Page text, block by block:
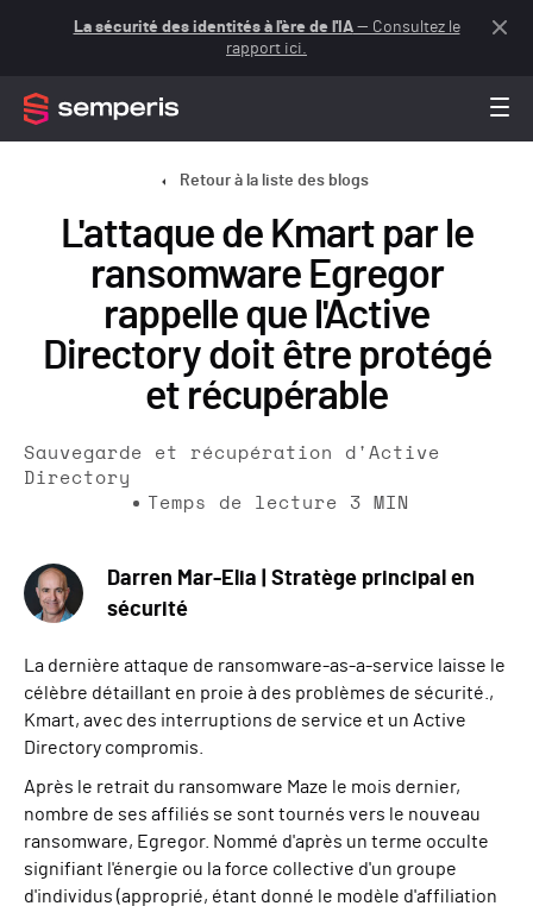
La sécurité des identités à l'ère de l'IA— Consultez le
rapport ici.
Retour à la liste des blogs
L'attaque de Kmart par le
ransomware Egregor
rappelle que l'Active
Directory doit être protégé
et récupérable
Sauvegarde et récupération d'Active
Directory
Temps de lecture
3 MIN
Darren Mar-Elia | Stratège principal en
sécurité
La dernière attaque de ransomware-as-a-service laisse le
célèbre détaillant en proie à des problèmes de sécurité. ,
Kmart, avec des interruptions de service et un Active
Directory compromis.
Après le retrait du ransomware Maze le mois dernier,
nombre de ses affiliés se sont tournés vers le nouveau
ransomware, Egregor. Nommé d'après un terme occulte
signifiant l'énergie ou la force collective d'un groupe
d'individus (approprié, étant donné le modèle d'affiliation